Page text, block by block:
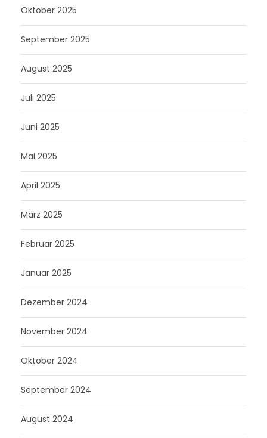
Oktober 2025
September 2025
August 2025
Juli 2025
Juni 2025
Mai 2025
April 2025
März 2025
Februar 2025
Januar 2025
Dezember 2024
November 2024
Oktober 2024
September 2024
August 2024